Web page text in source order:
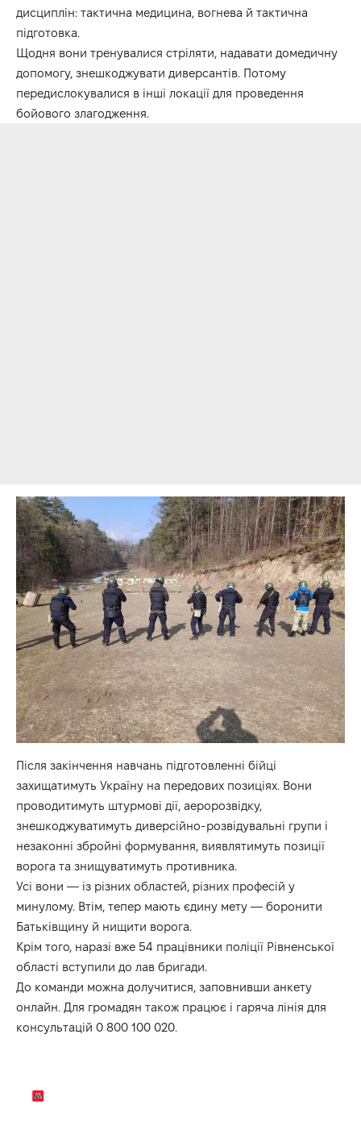
дисциплін: тактична медицина, вогнева й тактична
підготовка.
Щодня вони тренувалися стріляти, надавати домедичну
допомогу, знешкоджувати диверсантів. Потому
передислокувалися в інші локації для проведення
бойового злагодження.
Після закінчення навчань підготовленні бійці
захищатимуть Україну на передових позиціях. Вони
проводитимуть штурмові дії, аеророзвідку,
знешкоджуватимуть диверсійно-розвідувальні групи і
незаконні збройні формування, виявлятимуть позиції
ворога та знищуватимуть противника.
Усі вони — із різних областей, різних професій у
минулому. Втім, тепер мають єдину мету — боронити
Батьківщину й нищити ворога.
Крім того, наразі вже 54 працівники поліції Рівненської
області вступили до лав бригади.
До команди можна долучитися, заповнивши анкету
онлайн. Для громадян також працює і гаряча лінія для
консультацій 0 800 100 020.